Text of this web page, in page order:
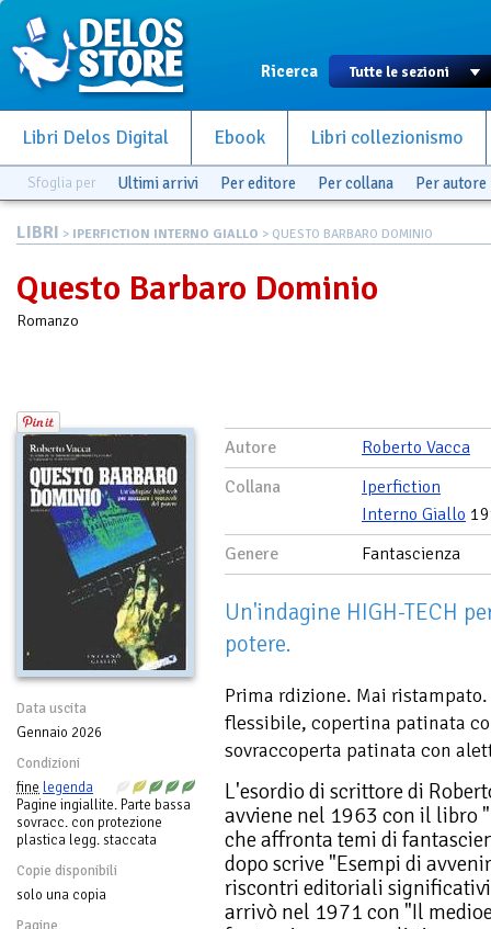
Ricerca
Libri Delos Digital Ebook Libri collezionismo
Sfoglia per Ultimi arrivi Per editore Per collana Per autore
LIBRI > IPERFICTION INTERNO GIALLO > QUESTO BARBARO DOMINIO
Questo Barbaro Dominio
Romanzo
Data uscita
Gennaio 2026
Condizioni
fine legenda
Pagine ingiallite. Parte bassa
sovracc. con protezione
plastica legg. staccata
Copie disponibili
solo una copia
Pagine
Autore
Roberto Vacca
Collana
Iperfiction
Interno Giallo
Genere
Fantascienza
Un'indagine HIGH-TECH
potere.
Prima rdizione. Mai
flessibile, copertina patinata
sovraccoperta patinata con
L'esordio di scrittore di
avviene nel 1963 con il libro
che affronta temi di
dopo scrive "Esempi di
riscontri editoriali
arrivò nel 1971 con "Il